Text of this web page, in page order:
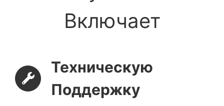
Включает
Техническую
Поддержку